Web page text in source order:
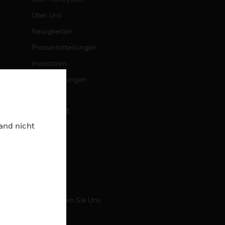
Über Uns
Neuigkeiten
Pressemitteilungen
Investoren
Veranstaltungen
KARRIERE
Karriere
Kontaktieren Sie Uns
nicht